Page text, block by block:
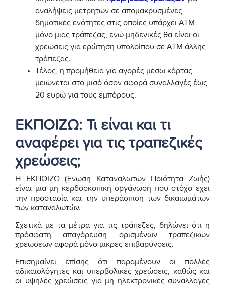
αναλήψεις μετρητών σε απομακρυσμένες
δημοτικές ενότητες στις οποίες υπάρχει ΑΤΜ
μόνο μιας τράπεζας, ενώ μηδενικές θα είναι οι
χρεώσεις για ερώτηση υπολοίπου σε ΑΤΜ άλλης
τράπεζας.
Τέλος, η προμήθεια για αγορές μέσω κάρτας
μειώνεται στο μισό όσον αφορά συναλλαγές έως
20 ευρώ για τους εμπόρους.
ΕΚΠΟΙΖΩ: Τι είναι και τι
αναφέρει για τις τραπεζικές
χρεώσεις;
Η ΕΚΠΟΙΖΩ (Ένωση Καταναλωτών Ποιότητα Ζωής)
είναι μια μη κερδοσκοπική οργάνωση που στόχο έχει
την προστασία και την υπεράσπιση των δικαιωμάτων
των καταναλωτών.
Σχετικά με τα μέτρα για τις τράπεζες, δηλώνει ότι η
πρόσφατη απαγόρευση ορισμένων τραπεζικών
χρεώσεων αφορά μόνο μικρές επιβαρύνσεις.
Επισημαίνει επίσης ότι παραμένουν οι πολλές
αδικαιολόγητες και υπερβολικές χρεώσεις, καθώς και
οι υψηλές χρεώσεις για μη ηλεκτρονικές συναλλαγές